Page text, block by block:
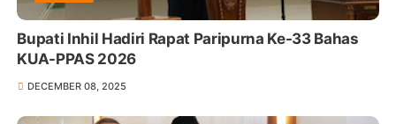
Bupati Inhil Hadiri Rapat Paripurna Ke-33 Bahas
KUA-PPAS 2026
DECEMBER 08, 2025